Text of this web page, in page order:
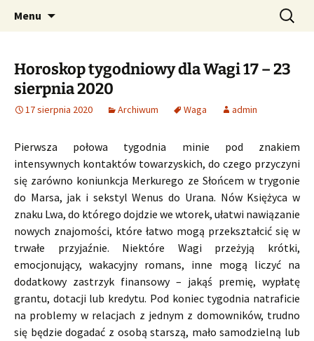
CzaroMarowy horoskop
dzienny, miesięczny i
tygodniowy
Profesjonalne przepowiednie astrologiczne
Menu Szukaj:
Horoskop tygodniowy dla Wagi 17 – 23
sierpnia 2020
17 sierpnia 2020 Archiwum Waga admin
Pierwsza połowa tygodnia minie pod znakiem
intensywnych kontaktów towarzyskich, do czego przyczyni
się zarówno koniunkcja Merkurego ze Słońcem w trygonie
do Marsa, jak i sekstyl Wenus do Urana. Nów Księżyca w
znaku Lwa, do którego dojdzie we wtorek, ułatwi nawiązanie
nowych znajomości, które łatwo mogą przekształcić się w
trwałe przyjaźnie. Niektóre Wagi przeżyją krótki,
emocjonujący, wakacyjny romans, inne mogą liczyć na
dodatkowy zastrzyk finansowy – jakąś premię, wypłatę
grantu, dotacji lub kredytu. Pod koniec tygodnia natraficie
na problemy w relacjach z jednym z domowników, trudno
się będzie dogadać z osobą starszą, mało samodzielną lub